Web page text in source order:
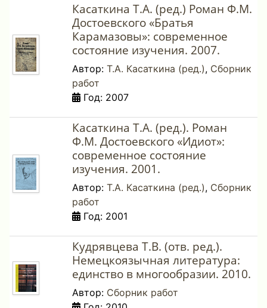
Касаткина Т.А. (ред.) Роман Ф.М.
Достоевского «Братья
Карамазовы»: современное
состояние изучения. 2007.
Автор: Т.А. Касаткина (ред.), Сборник
работ
Год: 2007
Касаткина Т.А. (ред.). Роман
Ф.М. Достоевского «Идиот»:
современное состояние
изучения. 2001.
Автор: Т.А. Касаткина (ред.), Сборник
работ
Год: 2001
Кудрявцева Т.В. (отв. ред.).
Немецкоязычная литература:
единство в многообразии. 2010.
Автор: Сборник работ